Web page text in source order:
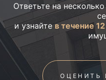
Ответьте на
и узнайтев течение
ОЦЕНИТЬ